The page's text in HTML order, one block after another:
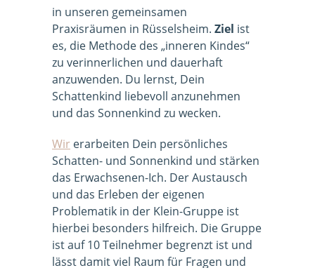
in unseren gemeinsamen
Praxisräumen in Rüsselsheim. Ziel ist
es, die Methode des „inneren Kindes“
zu verinnerlichen und dauerhaft
anzuwenden. Du lernst, Dein
Schattenkind liebevoll anzunehmen
und das Sonnenkind zu wecken.
Wir erarbeiten Dein persönliches
Schatten- und Sonnenkind und stärken
das Erwachsenen-Ich. Der Austausch
und das Erleben der eigenen
Problematik in der Klein-Gruppe ist
hierbei besonders hilfreich. Die Gruppe
ist auf 10 Teilnehmer begrenzt ist und
lässt damit viel Raum für Fragen und